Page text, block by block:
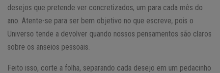
desejos que pretende ver concretizados, um para cada mês do
ano. Atente-se para ser bem objetivo no que escreve, pois o
Universo tende a devolver quando nossos pensamentos são claros
sobre os anseios pessoais.
Feito isso, corte a folha, separando cada desejo em um pedacinho